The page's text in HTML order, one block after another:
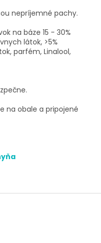
nepríjemné pachy.
na báze 15 - 30%
látok, >5%
parfém, Linalool,
na obale a pripojené